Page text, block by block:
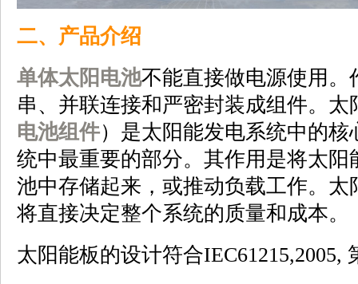
二、产品介绍
单体太阳电池不能直接做电源使用
串、并联连接和严密封装成组件。
电池组件）是太阳能发电系统中的
统中最重要的部分。其作用是将太
池中存储起来，或推动负载工作。
将直接决定整个系统的质量和成本。
太阳能板的设计符合IEC61215,2005,